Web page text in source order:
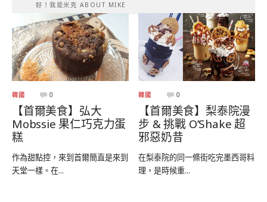
韓國 0
【首爾美食】弘大
Mobssie 果仁巧克力蛋
糕
作為甜點控，來到首爾簡直是來到
天堂一樣。在...
韓國 0
【首爾美食】梨泰院漫
步 & 挑戰 O’Shake 超
邪惡奶昔
在梨泰院的同一條街吃完墨西哥料
理，是時候重...
好！我是米克 ABOUT MIKE